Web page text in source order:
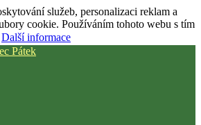
služeb, personalizaci reklam a
cookie. Používáním tohoto webu s tím
Další informace
Pátek